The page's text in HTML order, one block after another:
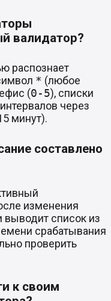
валидатор?
распознает
* (любое
(0-5), списки
через
минут).
составлено
изменения
выводит список из
срабатывания
проверить
к своим